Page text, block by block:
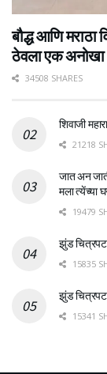
बौद्ध आणि मराठा
ठेवला एक
34508 SHARES
शिवाजी
21218
जात अन
मला त्येंच्या
19479
झुंड
15835
झुंड
15341